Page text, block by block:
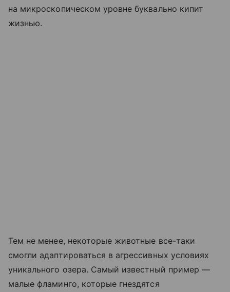
на микроскопическом уровне буквально кипит
жизнью.
Тем не менее, некоторые животные все-таки
смогли адаптироваться в агрессивных условиях
уникального озера. Самый известный пример —
малые фламинго, которые гнездятся